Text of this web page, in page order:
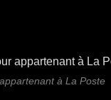
à La Poste